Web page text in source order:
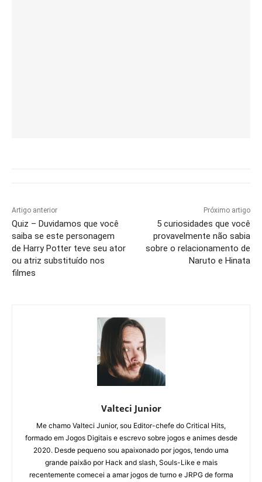
Artigo anterior
Quiz – Duvidamos que você
saiba se este personagem
de Harry Potter teve seu ator
ou atriz substituído nos
filmes
Próximo artigo
5 curiosidades que você
provavelmente não sabia
sobre o relacionamento de
Naruto e Hinata
Valteci Junior
Me chamo Valteci Junior, sou Editor-chefe do Critical Hits,
formado em Jogos Digitais e escrevo sobre jogos e animes desde
2020. Desde pequeno sou apaixonado por jogos, tendo uma
grande paixão por Hack and slash, Souls-Like e mais
recentemente comecei a amar jogos de turno e JRPG de forma